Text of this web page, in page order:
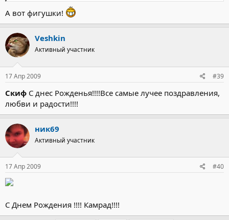
А вот фигушки!
Veshkin
Активный участник
17 Апр 2009 #39
Скиф С днес Рожденья!!!!Все самые лучее поздравления,
любви и радости!!!!
ник69
Активный участник
17 Апр 2009 #40
С Днем Рождения !!!! Камрад!!!!